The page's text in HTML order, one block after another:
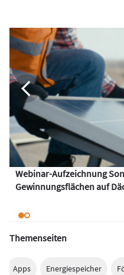
Webinar-Aufzeichnung
Gewinnungsflächen auf
Themenseiten
Apps Energiespeicher